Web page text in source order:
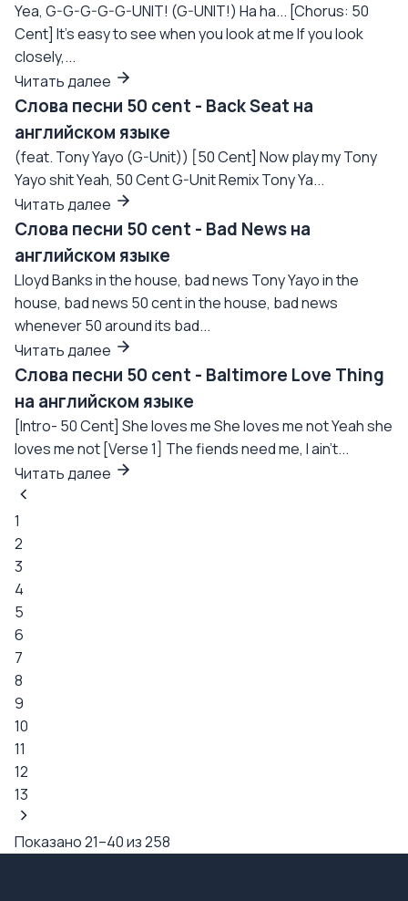
Yea, G-G-G-G-G-UNIT! (G-UNIT!) Ha ha... [Chorus: 50
Cent] It's easy to see when you look at me If you look
closely,...
Читать далее
Слова песни 50 cent - Back Seat на
английском языке
(feat. Tony Yayo (G-Unit)) [50 Cent] Now play my Tony
Yayo shit Yeah, 50 Cent G-Unit Remix Tony Ya...
Читать далее
Слова песни 50 cent - Bad News на
английском языке
Lloyd Banks in the house, bad news Tony Yayo in the
house, bad news 50 cent in the house, bad news
whenever 50 around its bad...
Читать далее
Слова песни 50 cent - Baltimore Love Thing
на английском языке
[Intro- 50 Cent] She loves me She loves me not Yeah she
loves me not [Verse 1] The fiends need me, I ain't...
Читать далее
1
2
3
4
5
6
7
8
9
10
11
12
13
Показано 21–40 из 258